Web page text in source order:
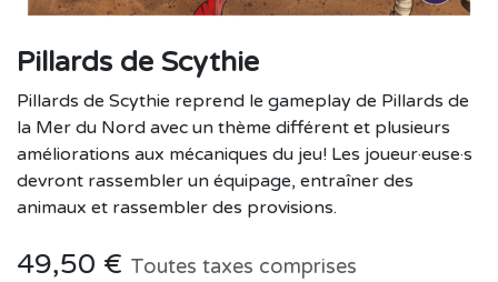
Pillards de Scythie
Pillards de Scythie reprend le gameplay de Pillards de
la Mer du Nord avec un thème différent et plusieurs
améliorations aux mécaniques du jeu! Les joueur·euse·s
devront rassembler un équipage, entraîner des
animaux et rassembler des provisions.
49,50 € Toutes taxes comprises